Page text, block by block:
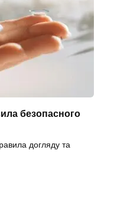
безопасного
догляду та